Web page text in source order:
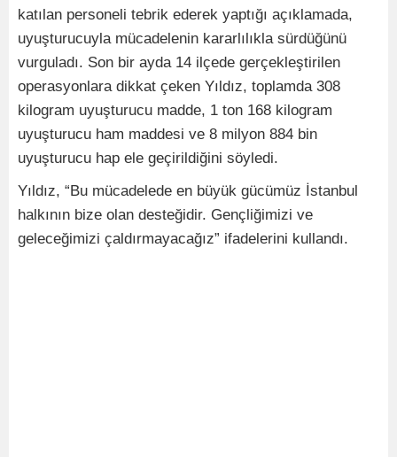
katılan personeli tebrik ederek yaptığı açıklamada,
uyuşturucuyla mücadelenin kararlılıkla sürdüğünü
vurguladı. Son bir ayda 14 ilçede gerçekleştirilen
operasyonlara dikkat çeken Yıldız, toplamda 308
kilogram uyuşturucu madde, 1 ton 168 kilogram
uyuşturucu ham maddesi ve 8 milyon 884 bin
uyuşturucu hap ele geçirildiğini söyledi.
Yıldız, “Bu mücadelede en büyük gücümüz İstanbul
halkının bize olan desteğidir. Gençliğimizi ve
geleceğimizi çaldırmayacağız” ifadelerini kullandı.